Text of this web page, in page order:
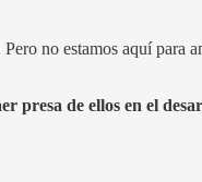
no estamos aquí para
presa de ellos en el